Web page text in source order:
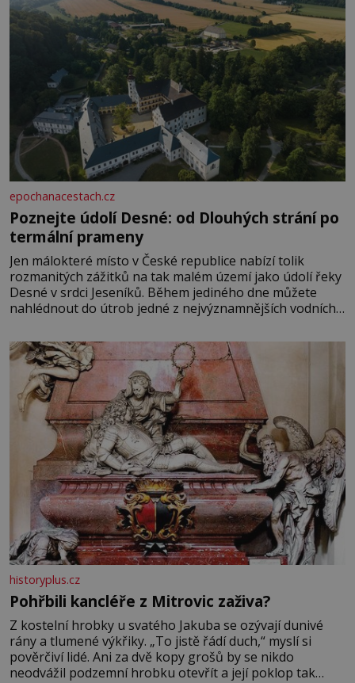
epochanacestach.cz
Poznejte údolí Desné: od Dlouhých strání po
termální prameny
Jen málokteré místo v České republice nabízí tolik
rozmanitých zážitků na tak malém území jako údolí řeky
Desné v srdci Jeseníků. Během jediného dne můžete
nahlédnout do útrob jedné z nejvýznamnějších vodních
se na koloběžce a den zakončit poznáváním památek ve
Velkých Losinách nebo v termálním
historyplus.cz
Pohřbili kancléře z Mitrovic zaživa?
Z kostelní hrobky u svatého Jakuba se ozývají dunivé
rány a tlumené výkřiky. „To jistě řádí duch,“ myslí si
pověrčiví lidé. Ani za dvě kopy grošů by se nikdo
neodvážil podzemní hrobku otevřít a její poklop tak